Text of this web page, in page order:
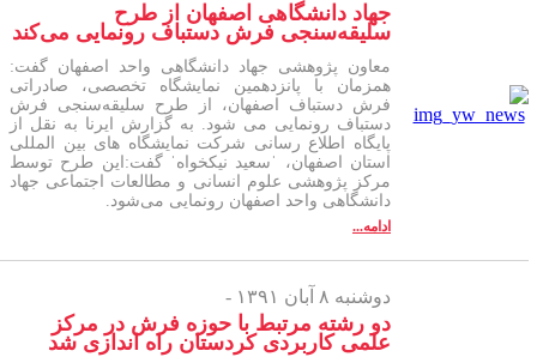
جهاد دانشگاهی اصفهان از طرح
سلیقه‌سنجی فرش دستباف رونمایی می‌کند
معاون پژوهشی جهاد دانشگاهی واحد اصفهان گفت:
همزمان با پانزدهمین نمایشگاه تخصصی، صادراتی
فرش دستباف اصفهان، از طرح سلیقه‌سنجی فرش
دستباف رونمایی می شود. به گزارش ایرنا به نقل از
پایگاه اطلاع رسانی شرکت نمایشگاه های بین المللی
استان اصفهان، ˈسعید نیکخواهˈ گفت:این طرح توسط
مرکز پژوهشی علوم انسانی و مطالعات اجتماعی جهاد
دانشگاهی واحد اصفهان رونمایی می‌شود.
ادامه...
دوشنبه ۸ آبان ۱۳۹۱ -
دو رشته مرتبط با حوزه فرش در مرکز
علمی کاربردی کردستان راه اندازی شد